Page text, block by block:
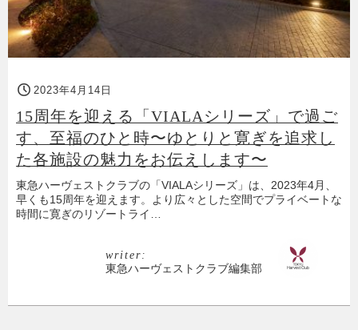
2023年4月14日
15周年を迎える「VIALAシリーズ」で過ご
す、至福のひと時〜ゆとりと寛ぎを追求し
た各施設の魅力をお伝えします〜
東急ハーヴェストクラブの「VIALAシリーズ」は、2023年4月、
早くも15周年を迎えます。より広々とした空間でプライベートな
時間に寛ぎのリゾートライ…
writer:
東急ハーヴェストクラブ編集部